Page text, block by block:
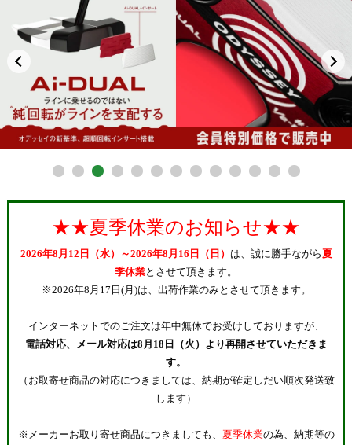
★★夏季休業のお知らせ★★
2026年8月12日（水）～2026年8月16日（日） は、誠に勝手ながら夏
季休業とさせて頂きます。
※2026年8月17日(月)は、出荷作業のみとさせて頂きます。
インターネットでのご注文は年中無休でお受けしておりますが、
電話対応、メール対応は8月18日（火）より再開させていただきま
す。
（お取寄せ商品の対応につきましては、納期が確定しだい順次発送致
します）
※メーカーお取り寄せ商品につきましても、 夏季休業の為、納期等の
24.5cm
25.0cm
26.0cm
26.5cm
27.0cm
28.5cm
在庫なし商品を表示しない
お取り寄せ・予約商品
商品番号/JANコード